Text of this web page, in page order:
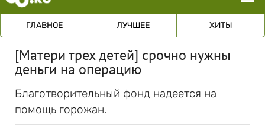
ГЛАВНОЕ ЛУЧШЕЕ ХИТЫ
[Матери трех детей] срочно нужны
деньги на операцию
Благотворительный фонд надеется на
помощь горожан.